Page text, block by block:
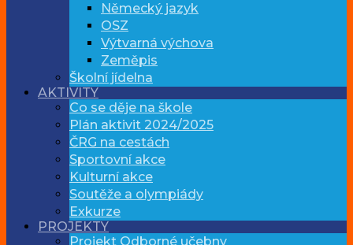
Německý jazyk
OSZ
Výtvarná výchova
Zeměpis
Školní jídelna
AKTIVITY
Co se děje na škole
Plán aktivit 2024/2025
ČRG na cestách
Sportovní akce
Kulturní akce
Soutěže a olympiády
Exkurze
PROJEKTY
Projekt Odborné učebny